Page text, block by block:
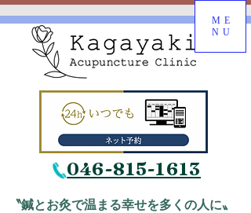
ME
NU
046-815-1613
〝鍼とお灸で温まる幸せを多くの人に〟